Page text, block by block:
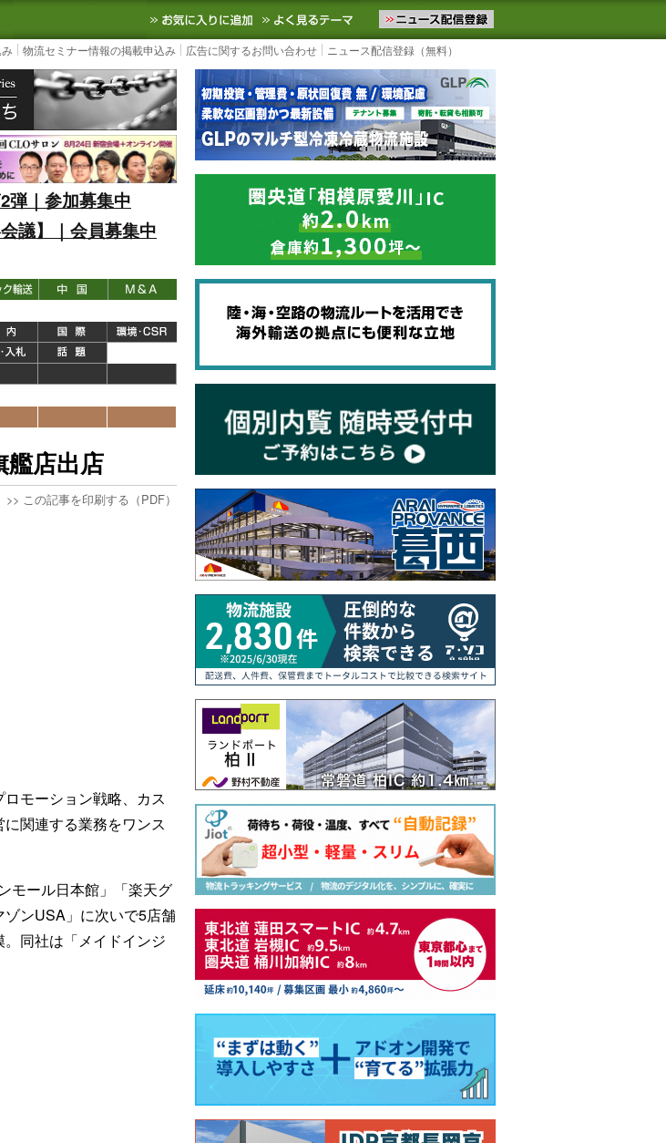
ュースサイト
3PL, SCMなど国内外の最新の物流ニュースをお届けします。物流ニュースメール配信を登録す
お気に入りに追加 よく見るテーマ
物流セミナー情報の掲載申込み 広告に関するお問い合わせ ニュース配信登録（無料）
弾｜参加募集中
議】｜会員募集中
店出店
>> この記事を印刷する（PDF）
モーション戦略、カス
関連する業務をワンス
モール日本館」「楽天グ
ンUSA」に次いで5店舗
同社は「メイドインジ